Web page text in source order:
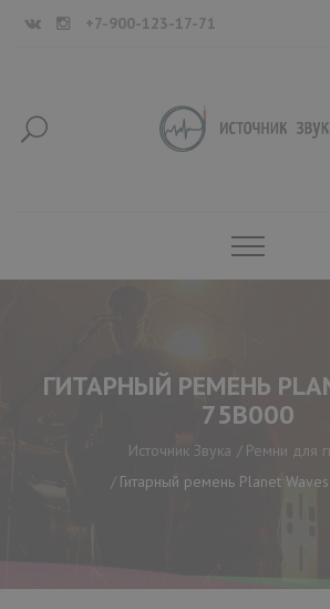
+7-900-123-17-71
ГИТАРНЫЙ РЕМЕНЬ
75B000
Источник Звука
Ремни для
Гитарный ремень Planet